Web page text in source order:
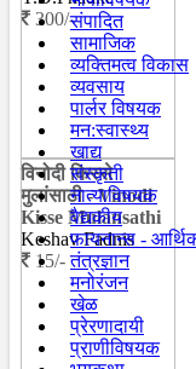
300/-
विनोदी किस्से
मुलांसाठी - Vinodi
Kisse Mulansathi
Keshav Fadnis
15/-
संपादित
सामाजिक
व्यक्तिमत्व विकास
व्यवसाय
पार्लर विषयक
मन:स्वास्थ्य
खाद्य
संस्कृती
नात्याविषयक
वैद्यकीय
फायनान्स -
तंत्रज्ञान
मनोरंजन
खेळ
प्रेरणादायी
प्राणीविषयक